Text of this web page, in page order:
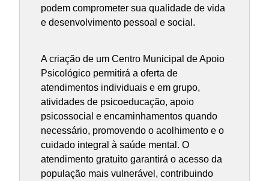
podem comprometer sua qualidade de vida
e desenvolvimento pessoal e social.
A criação de um Centro Municipal de Apoio
Psicológico permitirá a oferta de
atendimentos individuais e em grupo,
atividades de psicoeducação, apoio
psicossocial e encaminhamentos quando
necessário, promovendo o acolhimento e o
cuidado integral à saúde mental. O
atendimento gratuito garantirá o acesso da
população mais vulnerável, contribuindo